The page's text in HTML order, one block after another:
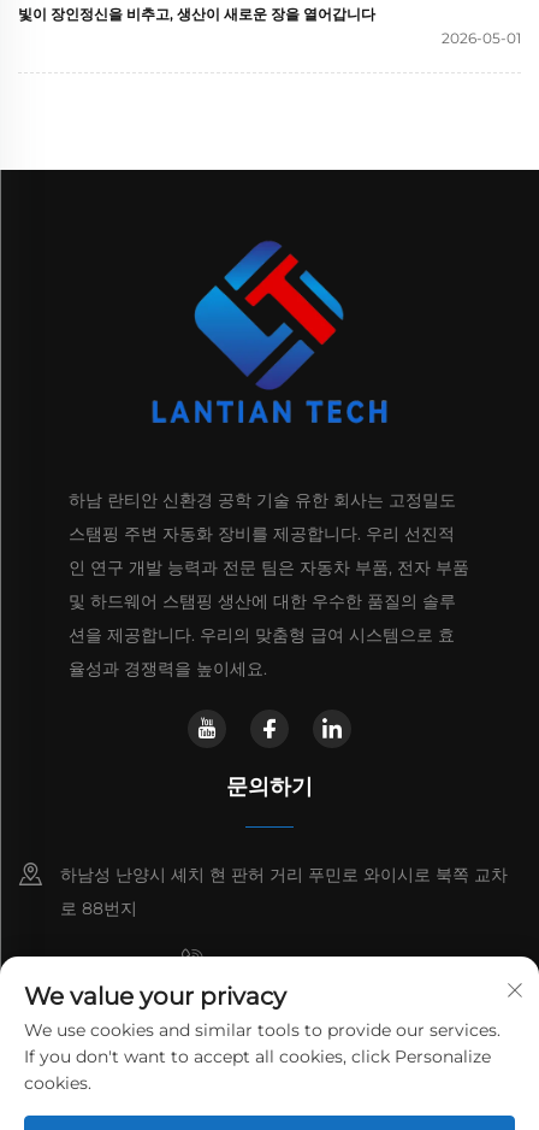
빛이 장인정신을 비추고, 생산이 새로운 장을 열어갑니다
2026-05-01
하남 란티안 신환경 공학 기술 유한 회사는 고정밀도
스탬핑 주변 자동화 장비를 제공합니다. 우리 선진적
인 연구 개발 능력과 전문 팀은 자동차 부품, 전자 부품
및 하드웨어 스탬핑 생산에 대한 우수한 품질의 솔루
션을 제공합니다. 우리의 맞춤형 급여 시스템으로 효
율성과 경쟁력을 높이세요.
문의하기
하남성 난양시 셰치 현 판허 거리 푸민로 와이시로 북쪽 교차
로 88번지
+8615993153189
+86-13137795975
[email protected]
We value your privacy
We use cookies and similar tools to provide our services.
If you don't want to accept all cookies, click Personalize
cookies.